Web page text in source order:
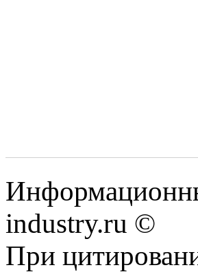
industry.ru ©
При